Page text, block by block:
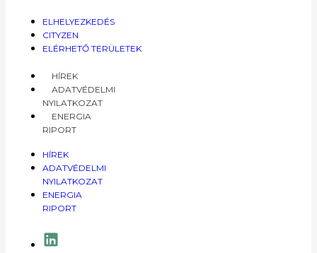
ELHELYEZKEDÉS
CITYZEN
ELÉRHETŐ TERÜLETEK
HÍREK
ADATVÉDELMI
NYILATKOZAT
ENERGIA
RIPORT
HÍREK
ADATVÉDELMI
NYILATKOZAT
ENERGIA
RIPORT